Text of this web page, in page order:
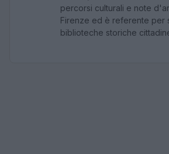
percorsi culturali e note
Firenze ed è referente per
biblioteche storiche